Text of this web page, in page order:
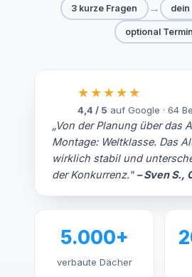
3 kurze Fragen → dein
optional Termin
★★★★★
4,4 / 5 auf Google · 64
„Von der Planung über das
Montage: Weltklasse. Das
wirklich stabil und
der Konkurrenz." – Sven S.,
5.000+
verbaute Dächer